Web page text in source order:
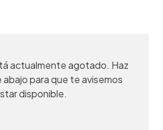
actualmente agotado. Haz
para que te avisemos
disponible.